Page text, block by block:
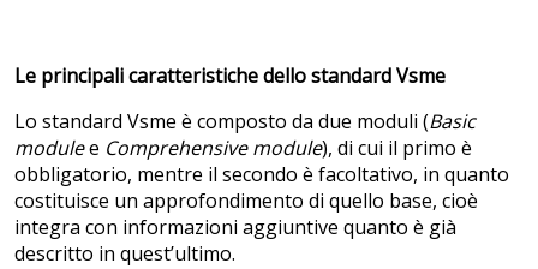
Le principali caratteristiche dello standard Vsme
Lo standard Vsme è composto da due moduli (Basic
modulee Comprehensive module), di cui il primo è
obbligatorio, mentre il secondo è facoltativo, in quanto
costituisce un approfondimento di quello base, cioè
integra con informazioni aggiuntive quanto è già
descritto in quest’ultimo.